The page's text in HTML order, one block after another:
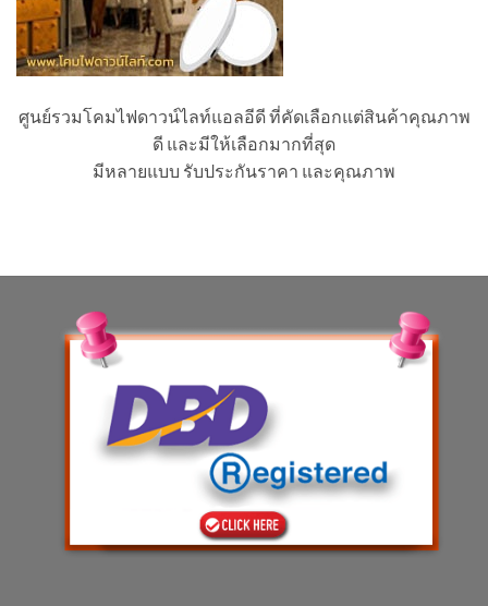
ศูนย์รวมโคมไฟดาวน์ไลท์แอลอีดี ที่คัดเลือกแต่สินค้าคุณภาพ
ดี และมีให้เลือกมากที่สุด
มีหลายแบบ รับประกันราคา และคุณภาพ